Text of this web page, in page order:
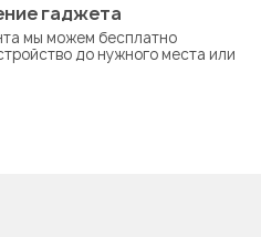
гаджета
мы можем бесплатно
до нужного места или